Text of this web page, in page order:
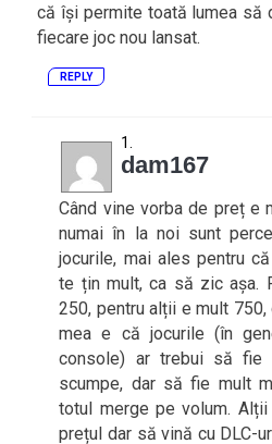
că își permite toată lumea să
fiecare joc nou lansat.
REPLY
dam167
Când vine vorba de preț e
numai în la noi sunt
jocurile, mai ales pentru
te țin mult, ca să zic așa.
250, pentru alții e mult
mea e că jocurile (în
console) ar trebui să fie
scumpe, dar să fie mult
totul merge pe volum.
prețul dar să vină cu DLC-